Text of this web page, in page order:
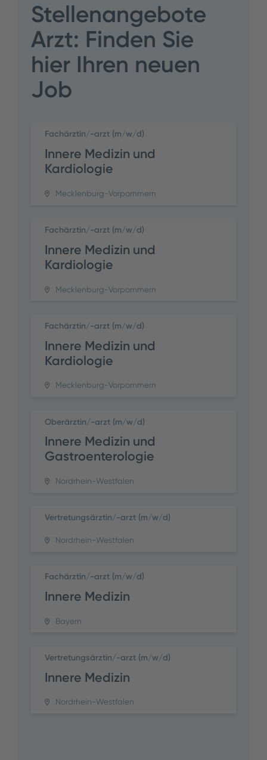
Stellenangebote
Arzt: Finden Sie
hier Ihren neuen
Job
Fachärztin/-arzt (m/w/d)
Innere Medizin und
Kardiologie
Mecklenburg-Vorpommern
Fachärztin/-arzt (m/w/d)
Innere Medizin und
Kardiologie
Mecklenburg-Vorpommern
Fachärztin/-arzt (m/w/d)
Innere Medizin und
Kardiologie
Mecklenburg-Vorpommern
Oberärztin/-arzt (m/w/d)
Innere Medizin und
Gastroenterologie
Nordrhein-Westfalen
Vertretungsärztin/-arzt (m/w/d)
Nordrhein-Westfalen
Fachärztin/-arzt (m/w/d)
Innere Medizin
Bayern
Vertretungsärztin/-arzt (m/w/d)
Innere Medizin
Nordrhein-Westfalen